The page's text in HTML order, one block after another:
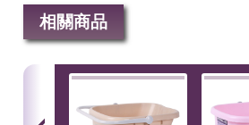
相關商品